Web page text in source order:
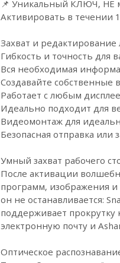
📌 Уникальный КЛЮЧ, НЕ
Активировать в течении
Захват и
Гибкость и точность для
Вся необходимая
Создавайте
Работает с любым
Идеально подходит для
Видеомонтаж для
Безопасная отправка или
Умный захват рабочего
После активации
программ, изображения
он не останавливается:
поддерживает
электронную почту и
Оптическое